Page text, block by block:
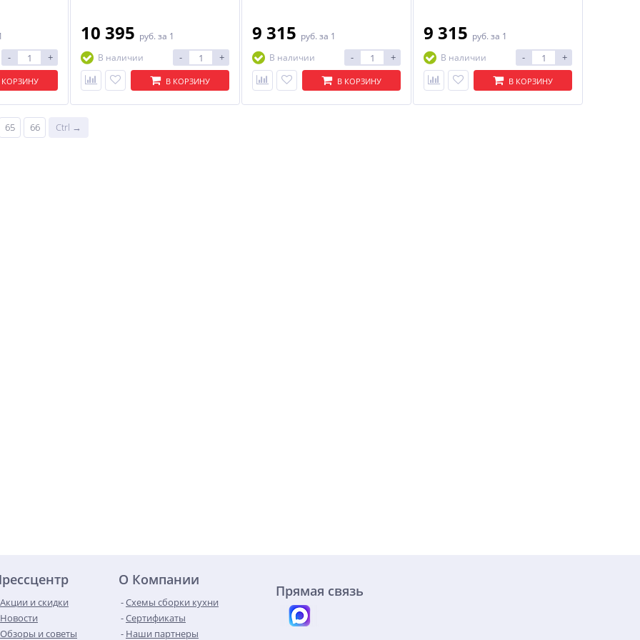
- +
КОРЗИНУ
10 395 руб. за 1
В наличии
- +
В КОРЗИНУ
9 315 руб. за 1
В наличии
- +
В КОРЗИНУ
9 315 руб. за 1
В наличии
- +
В КОРЗИНУ
65 66 Ctrl →
Акции и скидки
Новости
Обзоры и советы
О Компании
Схемы сборки кухни
Сертификаты
Наши партнеры
Прямая связь